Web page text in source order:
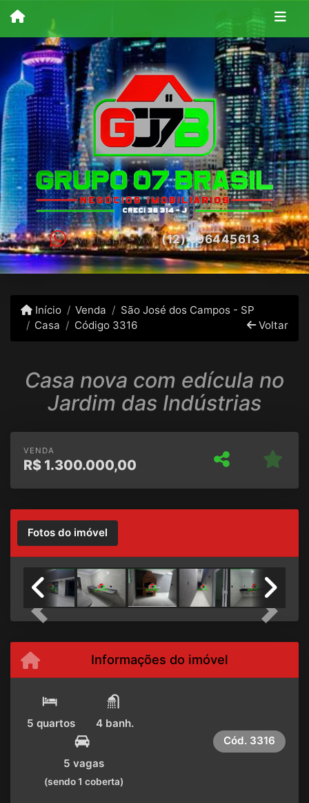
Whatsapp - Vivo(12) 996445613
Início Venda
São José dos Campos - SP
Casa
Código 3316 Voltar
Casa nova com edícula no
Jardim das Indústrias
VENDA
R$ 1.300.000,00
Fotos do imóvel
Previous Next
Informações do imóvel
5 quartos 4 banh.
5 vagas
(sendo 1 coberta)
Cód. 3316